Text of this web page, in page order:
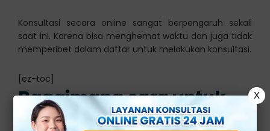
Konsultasi secara online sangat berpengaruh sekali
saat ini. Karena bisa menghemat waktu dan juga tidak
memperibet dalam daftar untuk melakukan konsultasi.
[ez-toc]
Bagaimana cara untuk
konsultasi dengan dokter
X